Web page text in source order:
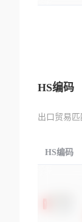
HS编码
出口贸易
HS编码